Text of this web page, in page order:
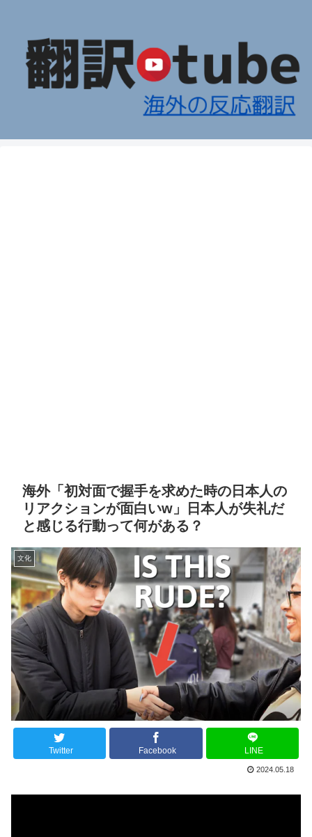
海外「初対面で握手を求めた時の日本人の
リアクションが面白いw」日本人が失礼だ
と感じる行動って何がある？
文化
Twitter Facebook LINE
2024.05.18